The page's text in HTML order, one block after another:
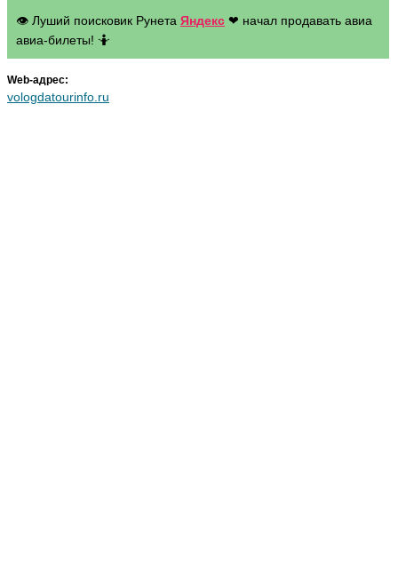
👁 Луший поисковик Рунета Яндекс ❤ начал продавать авиа
авиа-билеты! 🤷
Web-адрес:
vologdatourinfo.ru